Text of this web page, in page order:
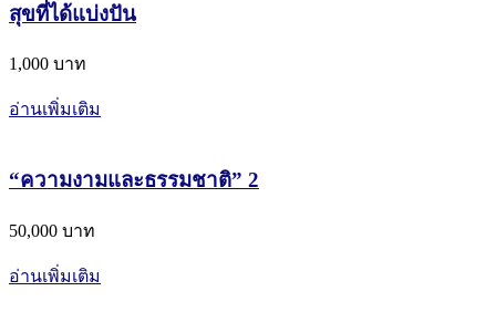
สุขที่ได้แบ่งปัน
1,000 บาท
อ่านเพิ่มเติม
“ความงามและธรรมชาติ” 2
50,000 บาท
อ่านเพิ่มเติม